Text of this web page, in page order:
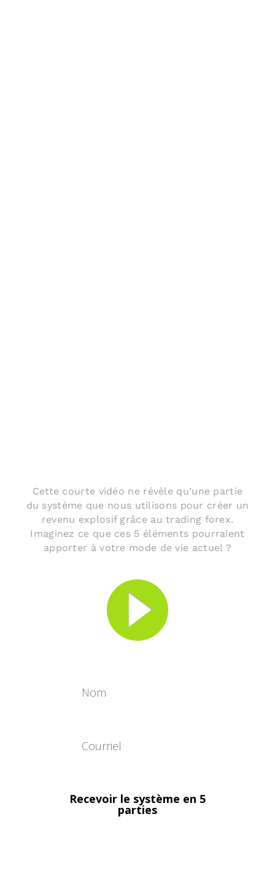
Cette courte vidéo ne révèle qu’une partie
du système que nous utilisons pour créer un
revenu explosif grâce au trading forex.
Imaginez ce que ces 5 éléments pourraient
apporter à votre mode de vie actuel ?